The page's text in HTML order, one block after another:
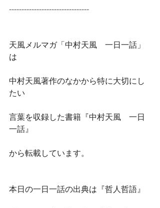
--------------------------------
天風メルマガ「中村天風　一日一話」
は
中村天風著作のなかから特に大切にし
たい
言葉を収録した書籍『中村天風　一日
一話』
から転載しています。
本日の一日一話の出典は『哲人哲語』